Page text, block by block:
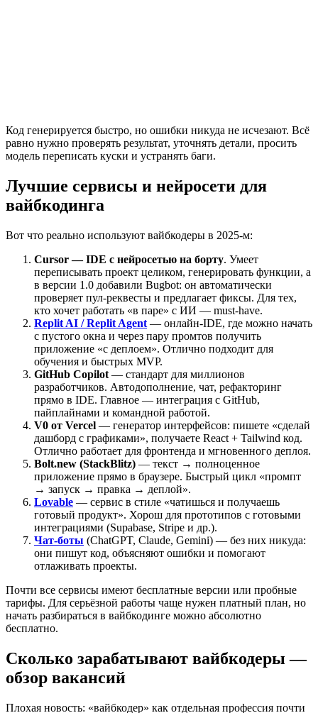
Код генерируется быстро, но ошибки никуда не исчезают. Всё
равно нужно проверять результат, уточнять детали, просить
модель переписать куски и устранять баги.
Лучшие сервисы и нейросети для
вайбкодинга
Вот что реально используют вайбкодеры в 2025-м:
Cursor — IDE с нейросетью на борту. Умеет
переписывать проект целиком, генерировать функции, а
в версии 1.0 добавили Bugbot: он автоматически
проверяет пул-реквесты и предлагает фиксы. Для тех,
кто хочет работать «в паре» с ИИ — must-have.
Replit AI / Replit Agent — онлайн-IDE, где можно начать
с пустого окна и через пару промтов получить
приложение «с деплоем». Отлично подходит для
обучения и быстрых MVP.
GitHub Copilot — стандарт для миллионов
разработчиков. Автодополнение, чат, рефакторинг
прямо в IDE. Главное — интеграция с GitHub,
пайплайнами и командной работой.
V0 от Vercel — генератор интерфейсов: пишете «сделай
дашборд с графиками», получаете React + Tailwind код.
Отлично работает для фронтенда и мгновенного деплоя.
Bolt.new (StackBlitz) — текст → полноценное
приложение прямо в браузере. Быстрый цикл «промпт
→ запуск → правка → деплой».
Lovable — сервис в стиле «чатишься и получаешь
готовый продукт». Хорош для прототипов с готовыми
интеграциями (Supabase, Stripe и др.).
Чат-боты (ChatGPT, Claude, Gemini) — без них никуда:
они пишут код, объясняют ошибки и помогают
отлаживать проекты.
Почти все сервисы имеют бесплатные версии или пробные
тарифы. Для серьёзной работы чаще нужен платный план, но
начать разбираться в вайбкодинге можно абсолютно
бесплатно.
Сколько зарабатывают вайбкодеры —
обзор вакансий
Плохая новость: «вайбкодер» как отдельная профессия почти